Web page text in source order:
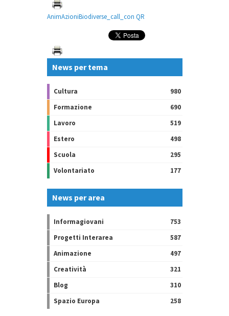
AnimAzioniBiodiverse_call_con QR
News per tema
Cultura
980
Formazione
690
Lavoro
519
Estero
498
Scuola
295
Volontariato
177
News per area
Informagiovani
753
Progetti Interarea
587
Animazione
497
Creatività
321
Blog
310
Spazio Europa
258